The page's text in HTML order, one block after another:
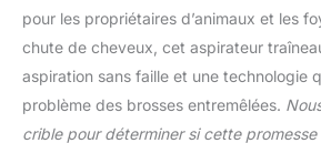
pour les propriétaires d’animaux et les
chute de cheveux, cet aspirateur
aspiration sans faille et une technologie
problème des brosses entremêlées.
crible pour déterminer si cette